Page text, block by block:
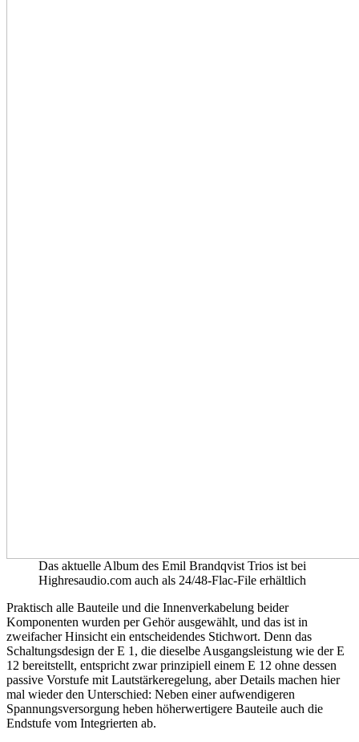
Das aktuelle Album des Emil Brandqvist Trios ist bei
Highresaudio.com auch als 24/48-Flac-File erhältlich
Praktisch alle Bauteile und die Innenverkabelung beider
Komponenten wurden per Gehör ausgewählt, und das ist in
zweifacher Hinsicht ein entscheidendes Stichwort. Denn das
Schaltungsdesign der E 1, die dieselbe Ausgangsleistung wie der E
12 bereitstellt, entspricht zwar prinzipiell einem E 12 ohne dessen
passive Vorstufe mit Lautstärkeregelung, aber Details machen hier
mal wieder den Unterschied: Neben einer aufwendigeren
Spannungsversorgung heben höherwertigere Bauteile auch die
Endstufe vom Integrierten ab.